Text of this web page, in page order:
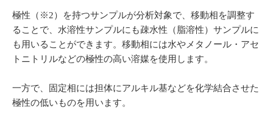
極性（※2）を持つサンプルが分析対象で、移動相を調整す
ることで、水溶性サンプルにも疎水性（脂溶性）サンプルに
も用いることができます。移動相には水やメタノール・アセ
トニトリルなどの極性の高い溶媒を使用します。
一方で、固定相には担体にアルキル基などを化学結合させた
極性の低いものを用います。